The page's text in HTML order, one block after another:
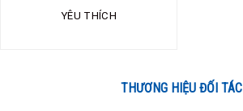
YÊU THÍCH
THƯƠNG HIỆU ĐỐI TÁC